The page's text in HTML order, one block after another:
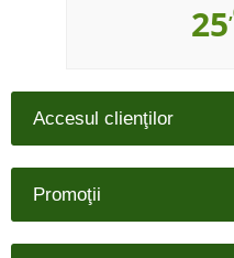
25
Accesul clienţilor
Promoţii